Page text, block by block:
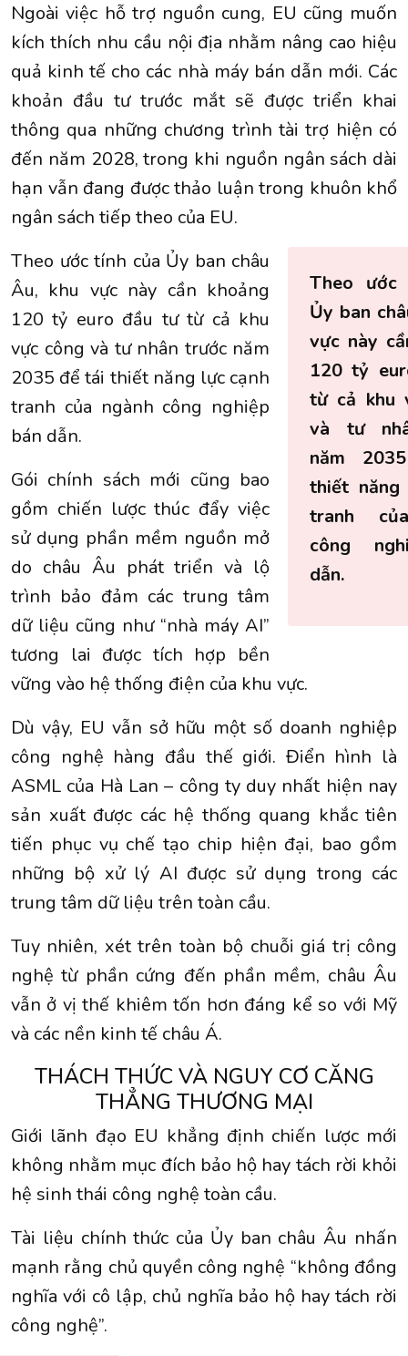
Ngoài việc hỗ trợ nguồn cung, EU cũng muốn
kích thích nhu cầu nội địa nhằm nâng cao hiệu
quả kinh tế cho các nhà máy bán dẫn mới. Các
khoản đầu tư trước mắt sẽ được triển khai
thông qua những chương trình tài trợ hiện có
đến năm 2028, trong khi nguồn ngân sách dài
hạn vẫn đang được thảo luận trong khuôn khổ
ngân sách tiếp theo của EU.
Theo ước
Ủy ban
vực này
120 tỷ
từ cả khu
và tư
năm
thiết năng
tranh
công
dẫn.
Theo ước tính của Ủy ban châu
Âu, khu vực này cần khoảng
120 tỷ euro đầu tư từ cả khu
vực công và tư nhân trước năm
2035 để tái thiết năng lực cạnh
tranh của ngành công nghiệp
bán dẫn.
Gói chính sách mới cũng bao
gồm chiến lược thúc đẩy việc
sử dụng phần mềm nguồn mở
do châu Âu phát triển và lộ
trình bảo đảm các trung tâm
dữ liệu cũng như “nhà máy AI”
tương lai được tích hợp bền
vững vào hệ thống điện của khu vực.
Dù vậy, EU vẫn sở hữu một số doanh nghiệp
công nghệ hàng đầu thế giới. Điển hình là
ASML của Hà Lan – công ty duy nhất hiện nay
sản xuất được các hệ thống quang khắc tiên
tiến phục vụ chế tạo chip hiện đại, bao gồm
những bộ xử lý AI được sử dụng trong các
trung tâm dữ liệu trên toàn cầu.
Tuy nhiên, xét trên toàn bộ chuỗi giá trị công
nghệ từ phần cứng đến phần mềm, châu Âu
vẫn ở vị thế khiêm tốn hơn đáng kể so với Mỹ
và các nền kinh tế châu Á.
THÁCH THỨC VÀ NGUY CƠ CĂNG
THẲNG THƯƠNG MẠI
Giới lãnh đạo EU khẳng định chiến lược mới
không nhằm mục đích bảo hộ hay tách rời khỏi
hệ sinh thái công nghệ toàn cầu.
Tài liệu chính thức của Ủy ban châu Âu nhấn
mạnh rằng chủ quyền công nghệ “không đồng
nghĩa với cô lập, chủ nghĩa bảo hộ hay tách rời
công nghệ”.